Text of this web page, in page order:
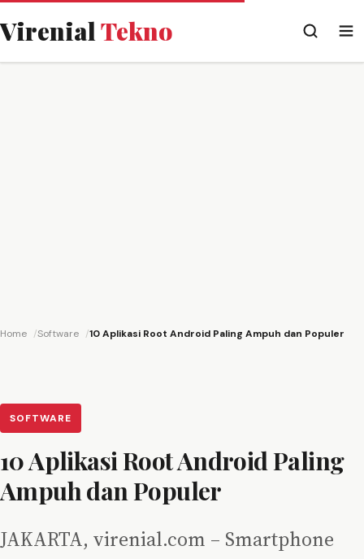
VirenialTekno
Home Software 10 Aplikasi Root Android Paling Ampuh dan Populer
SOFTWARE
10 Aplikasi Root Android Paling
Ampuh dan Populer
JAKARTA, virenial.com – Smartphone